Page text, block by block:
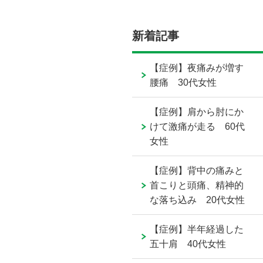
新着記事
【症例】夜痛みが増す
腰痛 30代女性
【症例】肩から肘にか
けて激痛が走る 60代
女性
【症例】背中の痛みと
首こりと頭痛、精神的
な落ち込み 20代女性
【症例】半年経過した
五十肩 40代女性